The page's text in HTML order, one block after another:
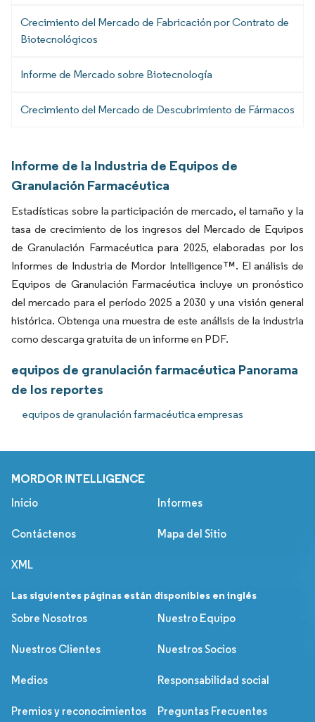
Crecimiento del Mercado de Fabricación por Contrato de
Biotecnológicos
Informe de Mercado sobre Biotecnología
Crecimiento del Mercado de Descubrimiento de Fármacos
Informe de la Industria de Equipos de
Granulación Farmacéutica
Estadísticas sobre la participación de mercado, el tamaño y la
tasa de crecimiento de los ingresos del Mercado de Equipos
de Granulación Farmacéutica para 2025, elaboradas por los
Informes de Industria de Mordor Intelligence™. El análisis de
Equipos de Granulación Farmacéutica incluye un pronóstico
del mercado para el período 2025 a 2030 y una visión general
histórica. Obtenga una muestra de este análisis de la industria
como descarga gratuita de un informe en PDF.
equipos de granulación farmacéutica Panorama
de los reportes
equipos de granulación farmacéutica empresas
MORDOR INTELLIGENCE
Inicio Informes
Contáctenos Mapa del Sitio
XML
Las siguientes páginas están disponibles en inglés
Sobre Nosotros
Nuestro Equipo
Nuestros Clientes Nuestros Socios
Medios Responsabilidad social
Premios y reconocimientos Preguntas Frecuentes